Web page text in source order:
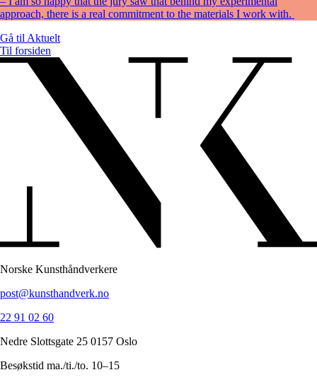
approach, there is a real commitment to the materials I work with.
Gå til Aktuelt
Til forsiden
Norske Kunsthåndverkere
post@kunsthandverk.no
22 91 02 60
Nedre Slottsgate 25 0157 Oslo
Besøkstid ma./ti./to. 10–15